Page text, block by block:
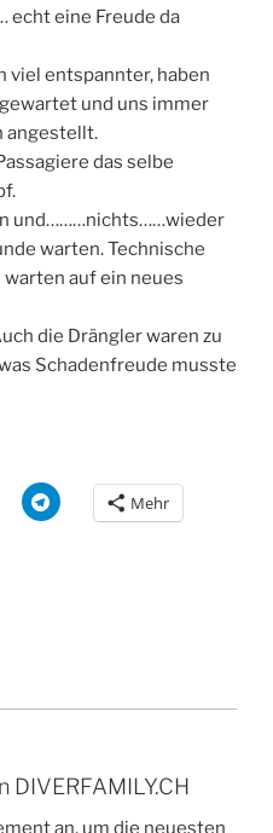
echt eine Freude da
viel entspannter, haben
und uns immer
angestellt.
das selbe
und………nichts……wieder
warten. Technische
auf ein neues
die Drängler waren zu
Schadenfreude musste
Mehr
DIVERFAMILY.CH
an, um die neuesten